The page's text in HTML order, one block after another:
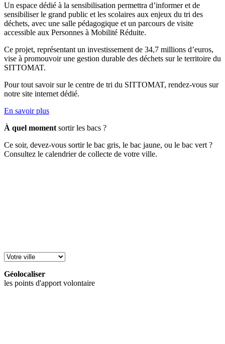
Un espace dédié à la sensibilisation permettra d’informer et de
sensibiliser le grand public et les scolaires aux enjeux du tri des
déchets, avec une salle pédagogique et un parcours de visite
accessible aux Personnes à Mobilité Réduite.
Ce projet, représentant un investissement de 34,7 millions d’euros,
vise à promouvoir une gestion durable des déchets sur le territoire du
SITTOMAT.
Pour tout savoir sur le centre de tri du SITTOMAT, rendez-vous sur
notre site internet dédié.
En savoir plus
À quel moment sortir les bacs ?
Ce soir, devez-vous sortir le bac gris, le bac jaune, ou le bac vert ?
Consultez le calendrier de collecte de votre ville.
Géolocaliser
les points d'apport volontaire